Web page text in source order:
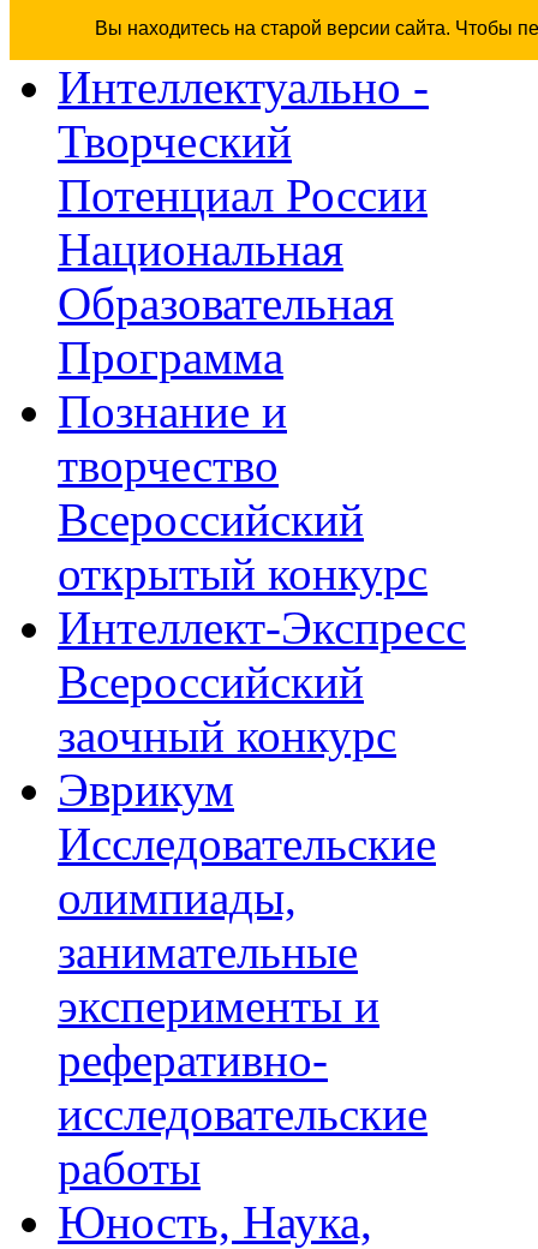
Вы находитесь на старой версии сайта. Чтобы
Интеллектуально -
Творческий
Потенциал России
Национальная
Образовательная
Программа
Познание и
творчество
Всероссийский
открытый конкурс
Интеллект-Экспресс
Всероссийский
заочный конкурс
Эврикум
Исследовательские
олимпиады,
занимательные
эксперименты и
реферативно-
исследовательские
работы
Юность, Наука,